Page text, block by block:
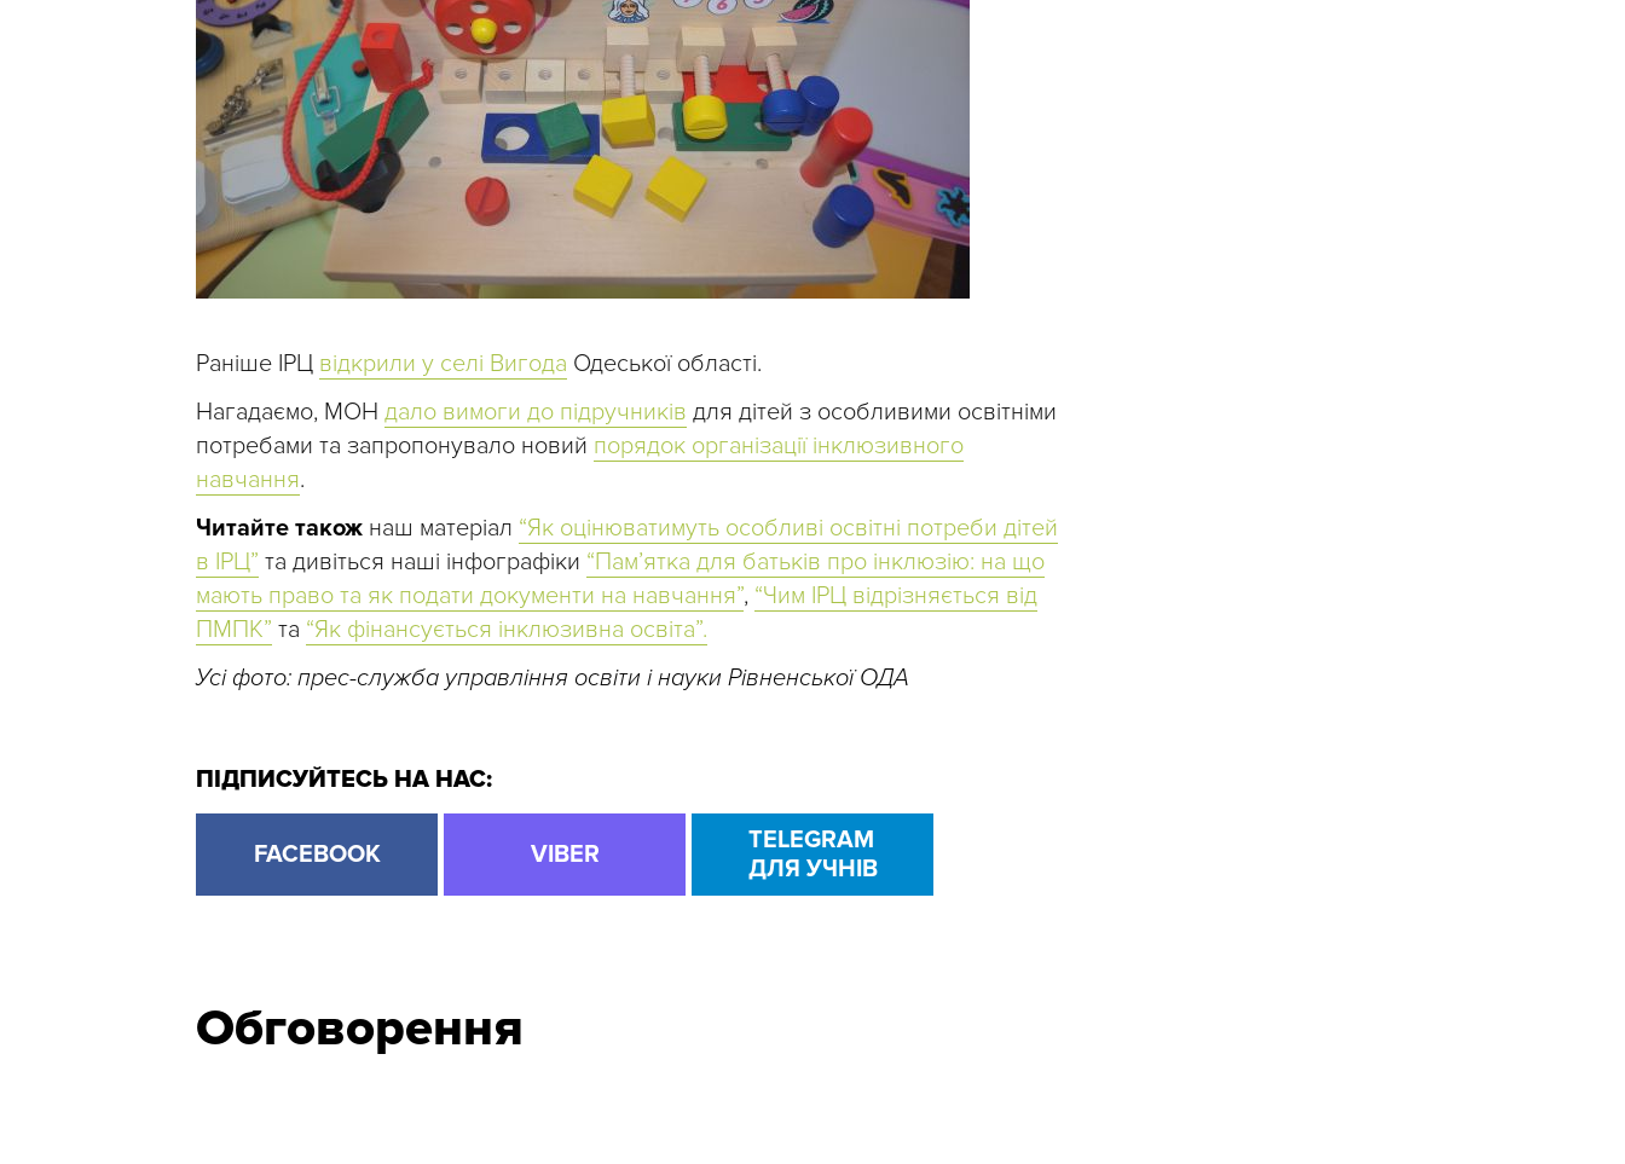
Раніше ІРЦ відкрили у селі Вигода Одеської області.
Нагадаємо, МОН дало вимоги до підручників для дітей з особливими освітніми
потребами та запропонувало новий порядок організації інклюзивного
навчання.
Читайте також наш матеріал “Як оцінюватимуть особливі освітні потреби дітей
в ІРЦ” та дивіться наші інфографіки “Пам’ятка для батьків про інклюзію: на що
мають право та як подати документи на навчання”, “Чим ІРЦ відрізняється від
ПМПК” та “Як фінансується інклюзивна освіта”.
Усі фото: прес-служба управління освіти і науки Рівненської ОДА
ПІДПИСУЙТЕСЬ НА НАС:
FACEBOOK VIBER
TELEGRAM
ДЛЯ УЧНІВ
Обговорення